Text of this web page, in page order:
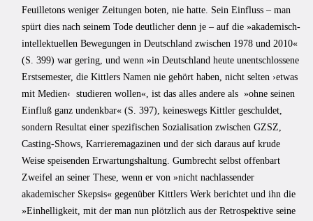
Feuilletons weniger Zeitungen boten, nie hatte. Sein Einfluss – man
spürt dies nach seinem Tode deutlicher denn je – auf die »akademisch-
intellektuellen Bewegungen in Deutschland zwischen 1978 und 2010«
(S. 399) war gering, und wenn »in Deutschland heute unentschlossene
Erstsemester, die Kittlers Namen nie gehört haben, nicht selten ›etwas
mit Medien‹ studieren wollen«, ist das alles andere als »ohne seinen
Einfluß ganz undenkbar« (S. 397), keineswegs Kittler geschuldet,
sondern Resultat einer spezifischen Sozialisation zwischen GZSZ,
Casting-Shows, Karrieremagazinen und der sich daraus auf krude
Weise speisenden Erwartungshaltung. Gumbrecht selbst offenbart
Zweifel an seiner These, wenn er von »nicht nachlassender
akademischer Skepsis« gegenüber Kittlers Werk berichtet und ihn die
»Einhelligkeit, mit der man nun plötzlich aus der Retrospektive seine